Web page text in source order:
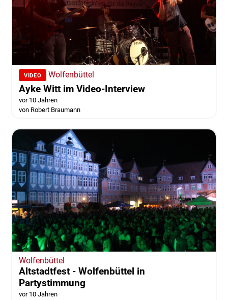
VIDEO Wolfenbüttel
Ayke Witt im Video-Interview
vor 10 Jahren
von Robert Braumann
Wolfenbüttel
Altstadtfest - Wolfenbüttel in
Partystimmung
vor 10 Jahren